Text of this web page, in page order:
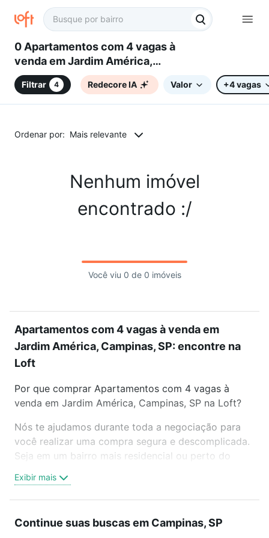
0 Apartamentos com 4 vagas à
venda em Jardim América,
Campinas, SP
Filtrar 4 Redecore IA Valor +4 vagas
Ordenar por: Mais relevante
Nenhum imóvel
encontrado :/
Você viu 0 de 0 imóveis
Apartamentos com 4 vagas à venda em
Jardim América, Campinas, SP: encontre na
Loft
Por que comprar Apartamentos com 4 vagas à
venda em Jardim América, Campinas, SP na Loft?
Nós te ajudamos durante toda a negociação para
você realizar uma compra segura e descomplicada.
Seja em um bairro mais residencial ou perto do
oferta ideal de Apartamentos com 4 vagas à venda
em Jardim América, Campinas, SP para conquistar
videochamada, é grátis, sem compromisso e você
Exibir mais
Continue suas buscas em Campinas, SP